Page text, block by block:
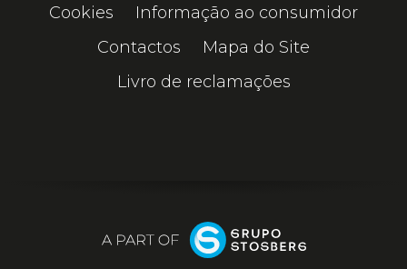
Cookies
Informação ao consumidor
Contactos
Mapa do Site
Livro de reclamações